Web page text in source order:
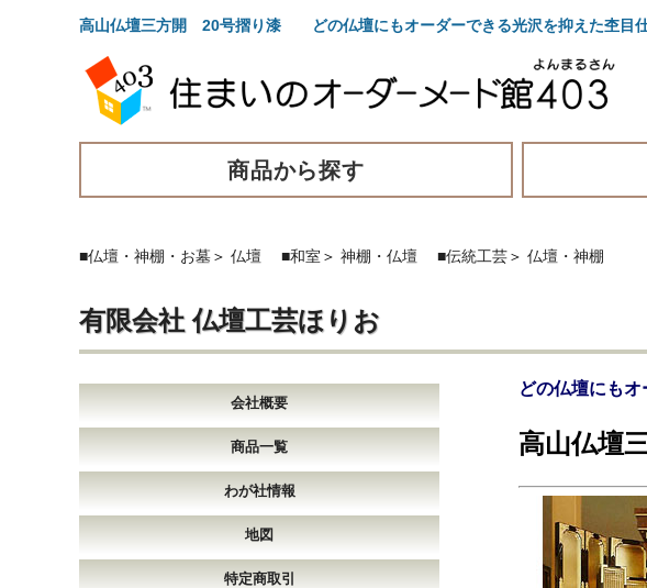
高山仏壇三方開 20号摺り漆 どの仏壇にもオーダーできる光沢を抑えた杢目
商品から探す
■仏壇・神棚・お墓＞ 仏壇 ■和室 ＞ 神棚・仏壇 ■伝統工芸＞ 仏壇・神棚
有限会社 仏壇工芸ほりお
会社概要
商品一覧
わが社情報
地図
特定商取引
どの仏壇にも
高山仏壇